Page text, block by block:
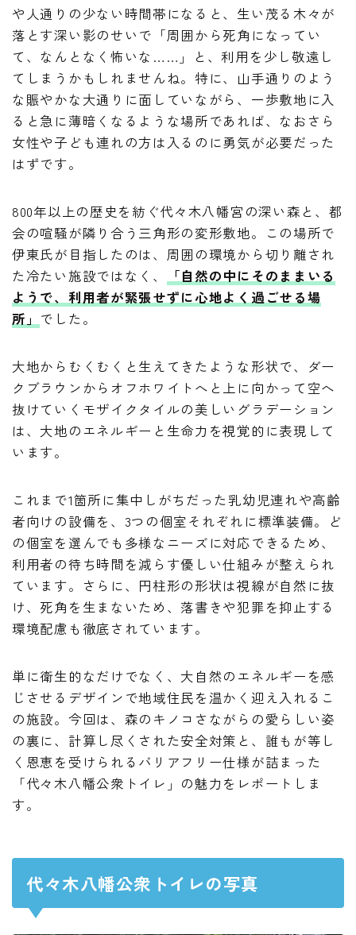
や人通りの少ない時間帯になると、生い茂る木々が
落とす深い影のせいで「周囲から死角になってい
て、なんとなく怖いな……」と、利用を少し敬遠し
てしまうかもしれませんね。特に、山手通りのよう
な賑やかな大通りに面していながら、一歩敷地に入
ると急に薄暗くなるような場所であれば、なおさら
女性や子ども連れの方は入るのに勇気が必要だった
はずです。
800年以上の歴史を紡ぐ代々木八幡宮の深い森と、都
会の喧騒が隣り合う三角形の変形敷地。この場所で
伊東氏が目指したのは、周囲の環境から切り離され
た冷たい施設ではなく、
「自然の中にそのままいる
ようで、利用者が緊張せずに心地よく過ごせる場
所」 でした。
大地からむくむくと生えてきたような形状で、ダー
クブラウンからオフホワイトへと上に向かって空へ
抜けていくモザイクタイルの美しいグラデーション
は、大地のエネルギーと生命力を視覚的に表現して
います。
これまで1箇所に集中しがちだった乳幼児連れや高齢
者向けの設備を、3つの個室それぞれに標準装備。ど
の個室を選んでも多様なニーズに対応できるため、
利用者の待ち時間を減らす優しい仕組みが整えられ
ています。さらに、円柱形の形状は視線が自然に抜
け、死角を生まないため、落書きや犯罪を抑止する
環境配慮も徹底されています。
単に衛生的なだけでなく、大自然のエネルギーを感
じさせるデザインで地域住民を温かく迎え入れるこ
の施設。今回は、森のキノコさながらの愛らしい姿
の裏に、計算し尽くされた安全対策と、誰もが等し
く恩恵を受けられるバリアフリー仕様が詰まった
「代々木八幡公衆トイレ」の魅力をレポートしま
す。
代々木八幡公衆トイレの写真